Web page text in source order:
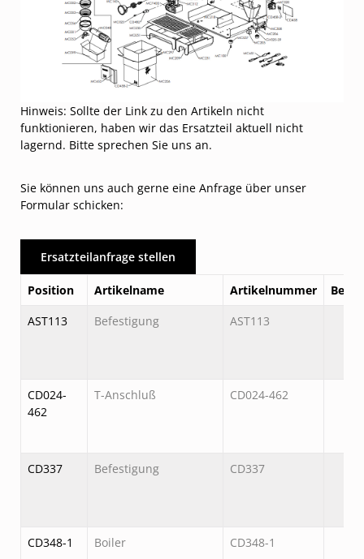
Hinweis: Sollte der Link zu den Artikeln nicht
funktionieren, haben wir das Ersatzteil aktuell nicht
lagernd. Bitte sprechen Sie uns an.
Sie können uns auch gerne eine Anfrage über unser
Formular schicken:
Ersatzteilanfrage stellen
Position Artikelname Artikelnummer
AST113
Befestigung AST113
CD024-
462
T-Anschluß CD024-462
CD337 Befestigung CD337
CD348-1 Boiler CD348-1